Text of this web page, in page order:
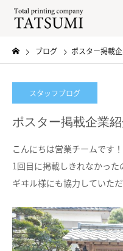
ブログ ポスター掲載
スタッフブログ
ポスター掲載企業紹
こんにちは営業チームです！
1回目に掲載しきれなかった
ギヰル様にも協力していた